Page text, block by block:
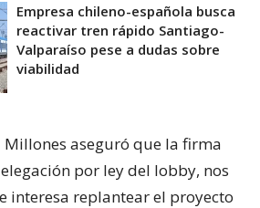
Empresa chileno-española busca
reactivar tren rápido Santiago-
Valparaíso pese a dudas sobre
viabilidad
Millones aseguró que la firma
por ley del lobby, nos
interesa replantear el proyecto